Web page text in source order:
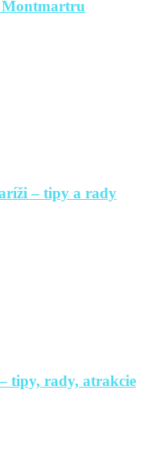
Montmartru
– tipy a rady
tipy, rady, atrakcie